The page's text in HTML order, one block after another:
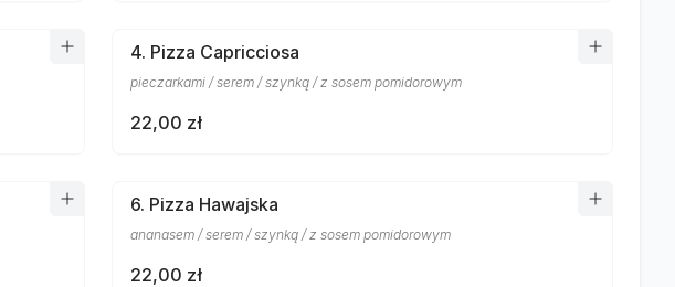
4. Pizza Capricciosa
pieczarkami / serem / szynką / z sosem pomidorowym
22,00 zł
6. Pizza Hawajska
ananasem / serem / szynką / z sosem pomidorowym
22,00 zł